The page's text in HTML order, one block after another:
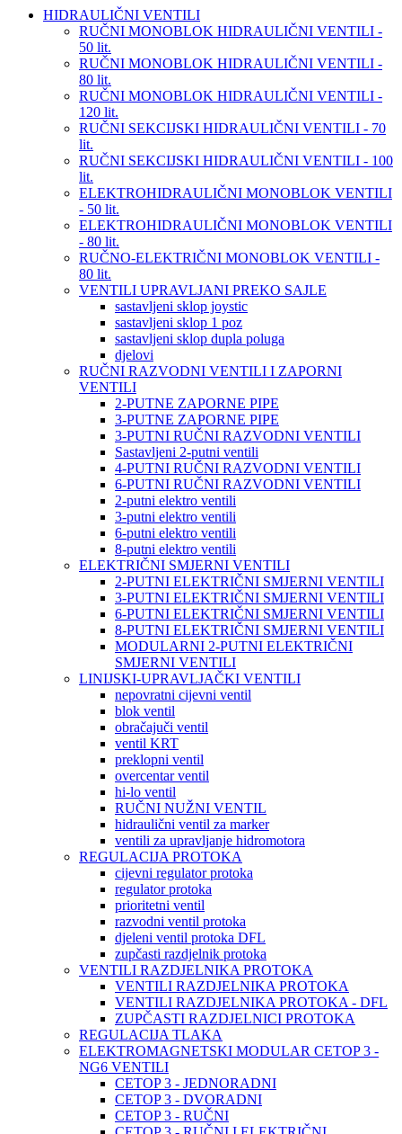
HIDRAULIČNI VENTILI
RUČNI MONOBLOK HIDRAULIČNI VENTILI -
50 lit.
RUČNI MONOBLOK HIDRAULIČNI VENTILI -
80 lit.
RUČNI MONOBLOK HIDRAULIČNI VENTILI -
120 lit.
RUČNI SEKCIJSKI HIDRAULIČNI VENTILI - 70
lit.
RUČNI SEKCIJSKI HIDRAULIČNI VENTILI - 100
lit.
ELEKTROHIDRAULIČNI MONOBLOK VENTILI
- 50 lit.
ELEKTROHIDRAULIČNI MONOBLOK VENTILI
- 80 lit.
RUČNO-ELEKTRIČNI MONOBLOK VENTILI -
80 lit.
VENTILI UPRAVLJANI PREKO SAJLE
sastavljeni sklop joystic
sastavljeni sklop 1 poz
sastavljeni sklop dupla poluga
djelovi
RUČNI RAZVODNI VENTILI I ZAPORNI
VENTILI
2-PUTNE ZAPORNE PIPE
3-PUTNE ZAPORNE PIPE
3-PUTNI RUČNI RAZVODNI VENTILI
Sastavljeni 2-putni ventili
4-PUTNI RUČNI RAZVODNI VENTILI
6-PUTNI RUČNI RAZVODNI VENTILI
2-putni elektro ventili
3-putni elektro ventili
6-putni elektro ventili
8-putni elektro ventili
ELEKTRIČNI SMJERNI VENTILI
2-PUTNI ELEKTRIČNI SMJERNI VENTILI
3-PUTNI ELEKTRIČNI SMJERNI VENTILI
6-PUTNI ELEKTRIČNI SMJERNI VENTILI
8-PUTNI ELEKTRIČNI SMJERNI VENTILI
MODULARNI 2-PUTNI ELEKTRIČNI
SMJERNI VENTILI
LINIJSKI-UPRAVLJAČKI VENTILI
nepovratni cijevni ventil
blok ventil
obračajuči ventil
ventil KRT
preklopni ventil
overcentar ventil
hi-lo ventil
RUČNI NUŽNI VENTIL
hidraulični ventil za marker
ventili za upravljanje hidromotora
REGULACIJA PROTOKA
cijevni regulator protoka
regulator protoka
prioritetni ventil
razvodni ventil protoka
djeleni ventil protoka DFL
zupčasti razdjelnik protoka
VENTILI RAZDJELNIKA PROTOKA
VENTILI RAZDJELNIKA PROTOKA
VENTILI RAZDJELNIKA PROTOKA - DFL
ZUPČASTI RAZDJELNICI PROTOKA
REGULACIJA TLAKA
ELEKTROMAGNETSKI MODULAR CETOP 3 -
NG6 VENTILI
CETOP 3 - JEDNORADNI
CETOP 3 - DVORADNI
CETOP 3 - RUČNI